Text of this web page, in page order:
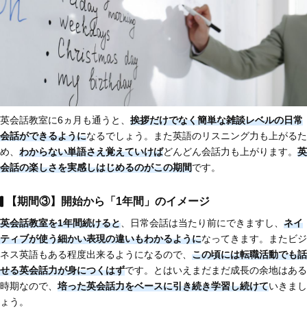
英会話教室に6ヵ月も通うと、 挨拶だけでなく簡単な雑談レベルの日常
会話ができるようになるでしょう。また英語のリスニング力も上がるた
め、 わからない単語さえ覚えていけばどんどん会話力も上がります。 英
会話の楽しさを実感しはじめるのがこの期間です。
【期間③】開始から「1年間」のイメージ
英会話教室を1年間続けると 、日常会話は当たり前にできますし、 ネイ
ティブが使う細かい表現の違いもわかるようになってきます。またビジ
ネス英語もある程度出来るようになるので、 この頃には転職活動でも話
せる英会話力が身につくはずです。とはいえまだまだ成長の余地はある
時期なので、培った英会話力をベースに引き続き学習し続けていきまし
ょう。